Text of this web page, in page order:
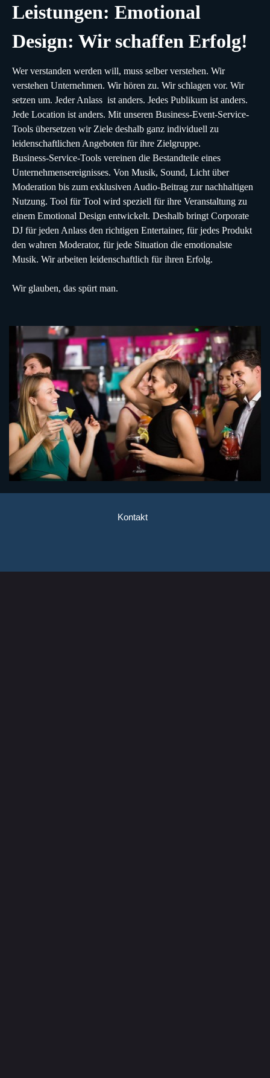
Leistungen: Emotional
Design: Wir schaffen Erfolg!
Wer verstanden werden will, muss selber verstehen. Wir
verstehen Unternehmen. Wir hören zu. Wir schlagen vor. Wir
setzen um. Jeder Anlass ist anders. Jedes Publikum ist anders.
Jede Location ist anders. Mit unseren Business-Event-Service-
Tools übersetzen wir Ziele deshalb ganz individuell zu
leidenschaftlichen Angeboten für ihre Zielgruppe.
Business-Service-Tools vereinen die Bestandteile eines
Unternehmensereignisses. Von Musik, Sound, Licht über
Moderation bis zum exklusiven Audio-Beitrag zur nachhaltigen
Nutzung. Tool für Tool wird speziell für ihre Veranstaltung zu
einem Emotional Design entwickelt. Deshalb bringt Corporate
DJ für jeden Anlass den richtigen Entertainer, für jedes Produkt
den wahren Moderator, für jede Situation die emotionalste
Musik. Wir arbeiten leidenschaftlich für ihren Erfolg.
Wir glauben, das spürt man.
Kontakt